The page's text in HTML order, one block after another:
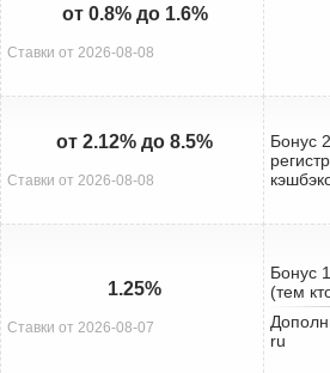
от 0.8% до 1.6%
Ставки от 2026-08-08
от 2.12% до 8.5%
Ставки от 2026-08-08
Бонус
1.25%
Ставки от 2026-08-07
Бонус
(тем
ru